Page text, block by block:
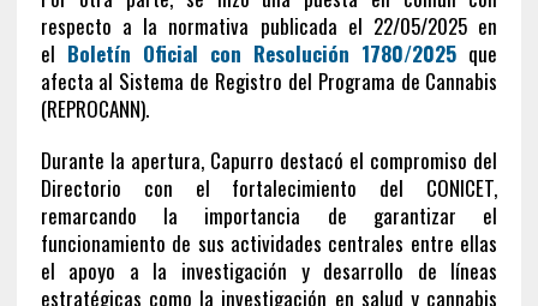
respecto a la normativa publicada el 22/05/2025 en
el Boletín Oficial con Resolución 1780/2025 que
afecta al Sistema de Registro del Programa de Cannabis
(REPROCANN).
Durante la apertura, Capurro destacó el compromiso del
Directorio con el fortalecimiento del CONICET,
remarcando la importancia de garantizar el
funcionamiento de sus actividades centrales entre ellas
el apoyo a la investigación y desarrollo de líneas
estratégicas como la investigación en salud y cannabis